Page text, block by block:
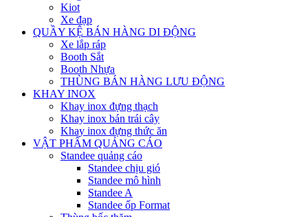
Kiot
Xe đạp
QUẦY KỆ BÁN HÀNG DI ĐỘNG
Xe lắp ráp
Booth Sắt
Booth Nhựa
THÙNG BÁN HÀNG LƯU ĐỘNG
KHAY INOX
Khay inox đựng thạch
Khay inox bán trái cây
Khay inox đựng thức ăn
VẬT PHẨM QUẢNG CÁO
Standee quảng cáo
Standee chịu gió
Standee mô hình
Standee A
Standee ốp Format